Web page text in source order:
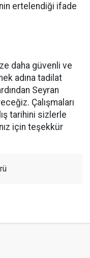
ertelendiği ifade
daha güvenli ve
adına tadilat
Seyran
Çalışmaları
tarihini sizlerle
için teşekkür